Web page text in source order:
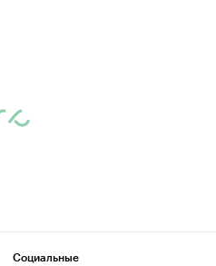
Социальные